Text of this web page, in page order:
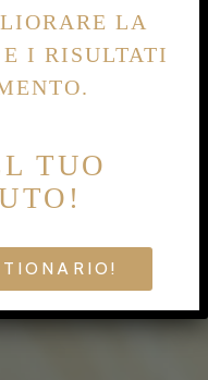
LA
I RISULTATI
TUO